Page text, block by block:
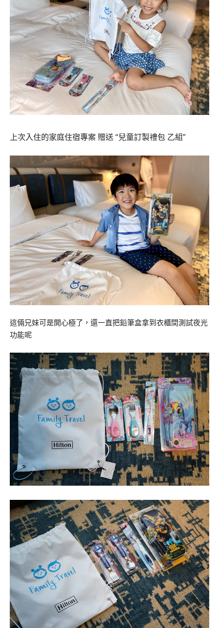
上次入住的家庭住宿專案 贈送 “兒童訂製禮包 乙組”
這倆兄妹可是開心極了，還一直把鉛筆盒拿到衣櫃間測試夜光
功能呢